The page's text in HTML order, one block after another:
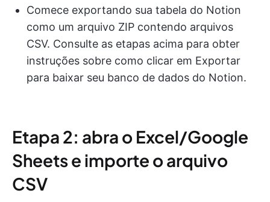
Comece exportando sua tabela do Notion
como um arquivo ZIP contendo arquivos
CSV. Consulte as etapas acima para obter
instruções sobre como clicar em Exportar
para baixar seu banco de dados do Notion.
Etapa 2: abra o Excel/Google
Sheets e importe o arquivo
CSV